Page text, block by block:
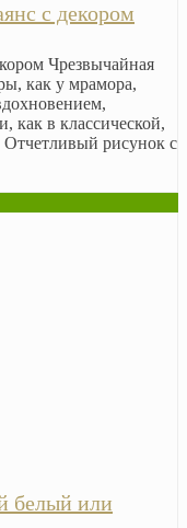
с декором
Чрезвычайная
как у мрамора,
как в классической,
Отчетливый рисунок с
белый или